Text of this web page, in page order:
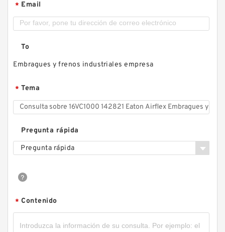
* Email
To
Embragues y frenos industriales empresa
* Tema
Pregunta rápida
Pregunta rápida
* Contenido